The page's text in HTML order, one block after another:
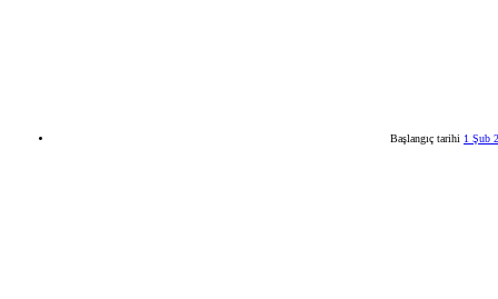
Başlangıç tarihi 1 Şub